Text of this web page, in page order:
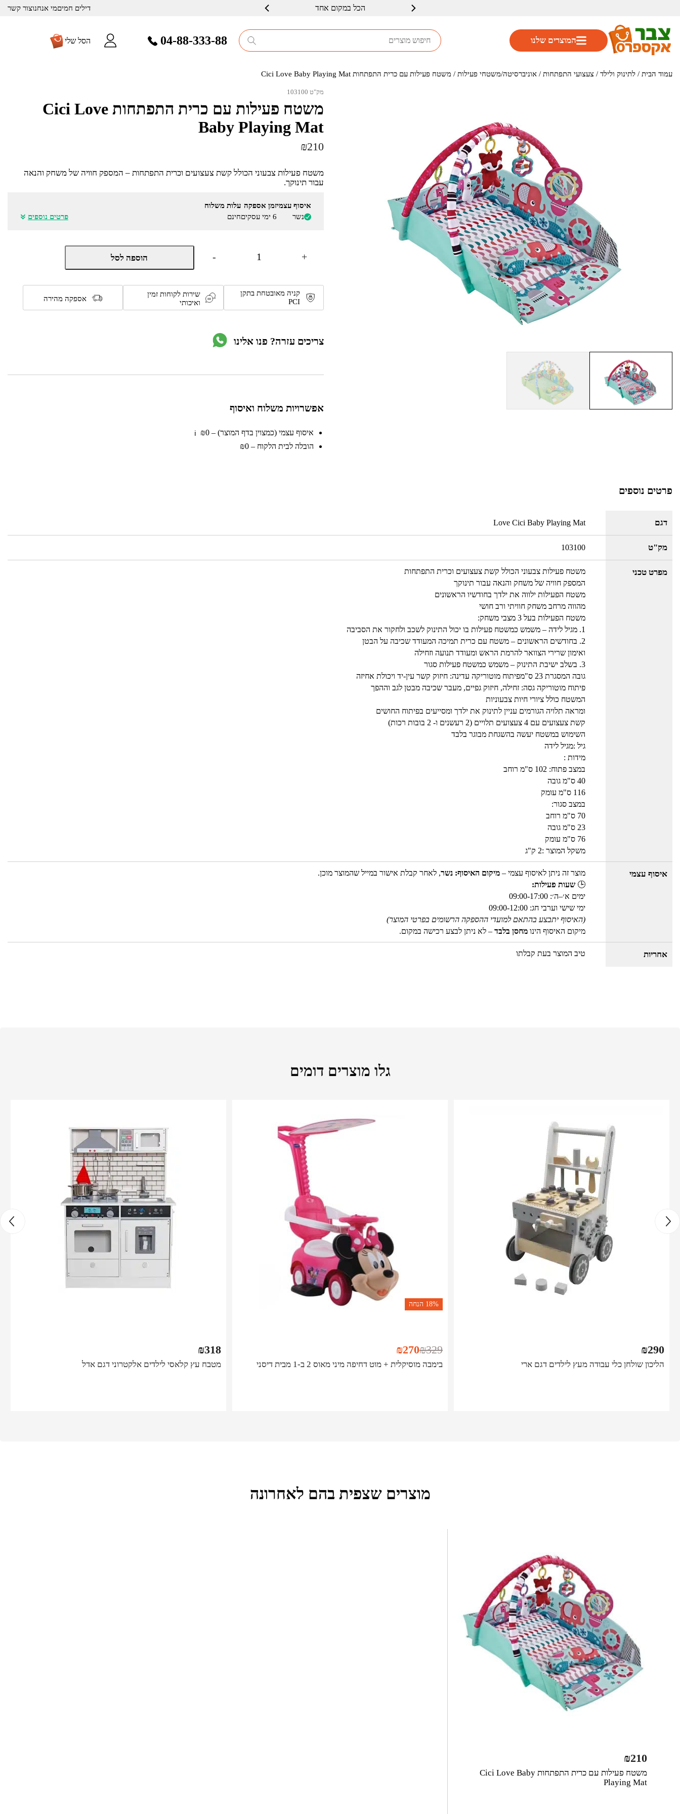
דילים חמיםמי אנחנוצור קשר הכל במקום אחד
שרות ברמה גבוה
04-88-333-88 הסל שלי המוצרים שלנו
עמוד הבית / לתינוק ולילד / צעצועי התפתחות / אוניברסיטה/משטחי פעילות / משטח פעילות עם כרית התפתחות Cici Love Baby Playing Mat
מק"ט 103100
משטח פעילות עם כרית התפתחות Cici Love
Baby Playing Mat
₪210
משטח פעילות צבעוני הכולל קשת צעצועים וכרית התפתחות – המספק חוויה של משחק והנאה
עבור תינוקך.
איסוף עצמי
נשר
זמן אספקה
6 ימי עסקים
עלות משלוח
חינם
פרטים נוספים
-
כמות
משטח
עם
כרית
התפתחות
Cici
+ הוספה לסל
קניה מאובטחת בתקן
PCI
שירות לקוחות זמין
ואיכותי
אספקה מהירה
צריכים עזרה? פנו אלינו
אפשרויות משלוח ואיסוף
איסוף עצמי (כמצוין בדף המוצר) – ₪0 ℹ️
הובלה לבית הלקוח – ₪0
פרטים נוספים
דגם Love Cici Baby Playing Mat
מק"ט 103100
מפרט טכני
משטח פעילות צבעוני הכולל קשת צעצועים וכרית התפתחות
המספק חוויה של משחק והנאה עבור תינוקך
משטח הפעילות ילווה את ילדך בחודשיו הראשונים
מהווה מרחב משחק חוויתי ורב חושי
משטח הפעילות בעל 3 מצבי משחק:
1. מגיל לידה – משמש כמשטח פעילות בו יכול התינוק לשכב ולחקור את הסביבה
2. בחודשים הראשונים – משטח עם כרית תמיכה המעודד שכיבה על הבטן
ואימון שרירי הצוואר להרמת הראש ומעודד תנועה וזחילה
3. בשלב ישיבת התינוק – משמש כמשטח פעילות סגור
גובה המסגרת 23 ס"מפיתוח מוטוריקה עדינה: חיזוק קשר עין-יד ויכולת אחיזה
פיתוח מוטוריקה גסה: זחילה, חיזוק גפיים, מעבר שכיבה מבטן לגב וההפך
המשטח כולל ציורי חיות צבעוניות
ומראה תלויה הגורמים עניין לתינוק את ילדך ומסייעים בפיתוח החושים
קשת צעצועים עם 4 צעצועים תלויים (2 רעשנים ו- 2 בובות רכות)
השימוש במשטח יעשה בהשגחת מבוגר בלבד
גיל :מגיל לידה
מידות :
במצב פתוח: 102 ס"מ רוחב
40 ס"מ גובה
116 ס"מ עומק
במצב סגור:
70 ס"מ רוחב
23 ס"מ גובה
76 ס"מ עומק
משקל המוצר :2 ק"ג
איסוף עצמי מוצר זה ניתן לאיסוף עצמי – מיקום האיסוף: נשר, לאחר קבלת אישור במייל שהמוצר מוכן.
🕒 שעות פעילות:
ימים א׳–ה׳: 09:00-17:00
ימי שישי וערבי חג: 09:00-12:00
(האיסוף יתבצע בהתאם למועדי ההספקה הרשומים בפרטי המוצר)
מיקום האיסוף הינו מחסן בלבד – לא ניתן לבצע רכישה במקום.
אחריות טיב המוצר בעת קבלתו
גלו מוצרים דומים
הליכון שולחן כלי עבודה מעץ לילדים דגם ארי
₪290
18% הנחה
בימבה מוסיקלית + מוט דחיפה מיני מאוס 2 ב-1 מבית דיסני
₪329
₪270
מטבח עץ קלאסי לילדים אלקטרוני דגם אדל
₪318
מוצרים שצפית בהם לאחרונה
משטח פעילות עם כרית התפתחות Cici Love Baby
Playing Mat
₪210